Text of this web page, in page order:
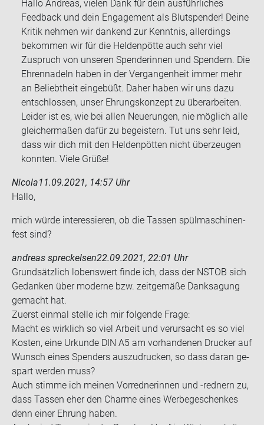
Hallo Andreas, vielen Dank für dein ausführliches
Feedback und dein Engagement als Blutspender! Deine
Kritik nehmen wir dankend zur Kenntnis, allerdings
bekommen wir für die Heldenpötte auch sehr viel
Zuspruch von unseren Spenderinnen und Spendern. Die
Ehrennadeln haben in der Vergangenheit immer mehr
an Beliebtheit eingebüßt. Daher haben wir uns dazu
entschlossen, unser Ehrungskonzept zu überarbeiten.
Leider ist es, wie bei allen Neuerungen, nie möglich alle
gleichermaßen dafür zu begeistern. Tut uns sehr leid,
dass wir dich mit den Heldenpötten nicht überzeugen
konnten. Viele Grüße!
Nicola11.09.2021, 14:57 Uhr
Hallo,
mich würde in­ter­es­sie­ren, ob die Tas­sen spül­ma­schi­nen­
fest sind?
andreas spreckelsen22.09.2021, 22:01 Uhr
Grund­sätz­lich lo­bens­wert finde ich, dass der NSTOB sich
Ge­dan­ken über mo­der­ne bzw. zeit­ge­mä­ße Dank­sa­gung
ge­macht hat.
Zu­erst ein­mal stel­le ich mir fol­gen­de Frage:
Macht es wirk­lich so viel Ar­beit und ver­ur­sacht es so viel
Kos­ten, eine Ur­kun­de DIN A5 am vor­han­de­nen Dru­cker auf
Wunsch eines Spen­ders aus­zu­dru­cken, so dass daran ge­
spart wer­den muss?
Auch stim­me ich mei­nen Vor­red­ne­rin­nen und -​rednern zu,
dass Tas­sen eher den Charme eines Wer­be­ge­schen­kes
denn einer Eh­rung haben.